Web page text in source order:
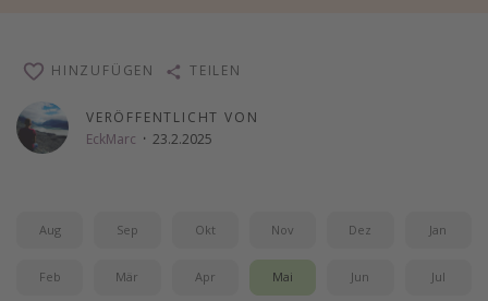
Hotels in Hamburg
Hotels in Amsterdam
Hotels am Achensee
Familienurlaub in der Türkei
VERÖFFENTLICHT VON
EckMarc · 23.2.2025
HINZUFÜGEN TEILEN
Aug Sep Okt Nov Dez Jan
Feb Mär Apr Mai Jun Jul